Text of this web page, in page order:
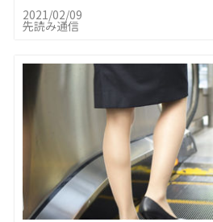
2021/02/09
先読み通信